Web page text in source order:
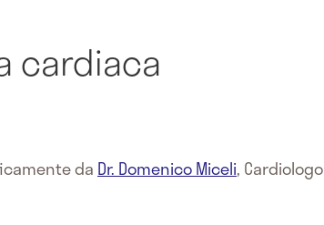
cardiaca
da Dr. Domenico Miceli, Cardiologo